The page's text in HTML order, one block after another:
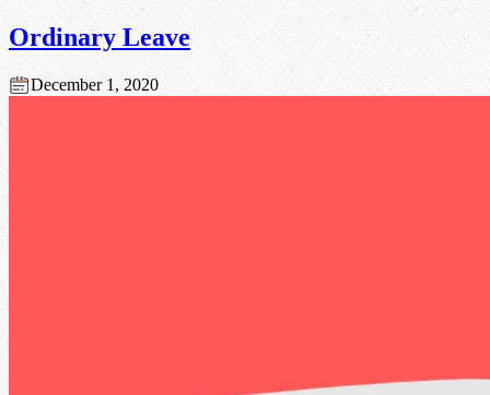
Ordinary Leave
December 1, 2020